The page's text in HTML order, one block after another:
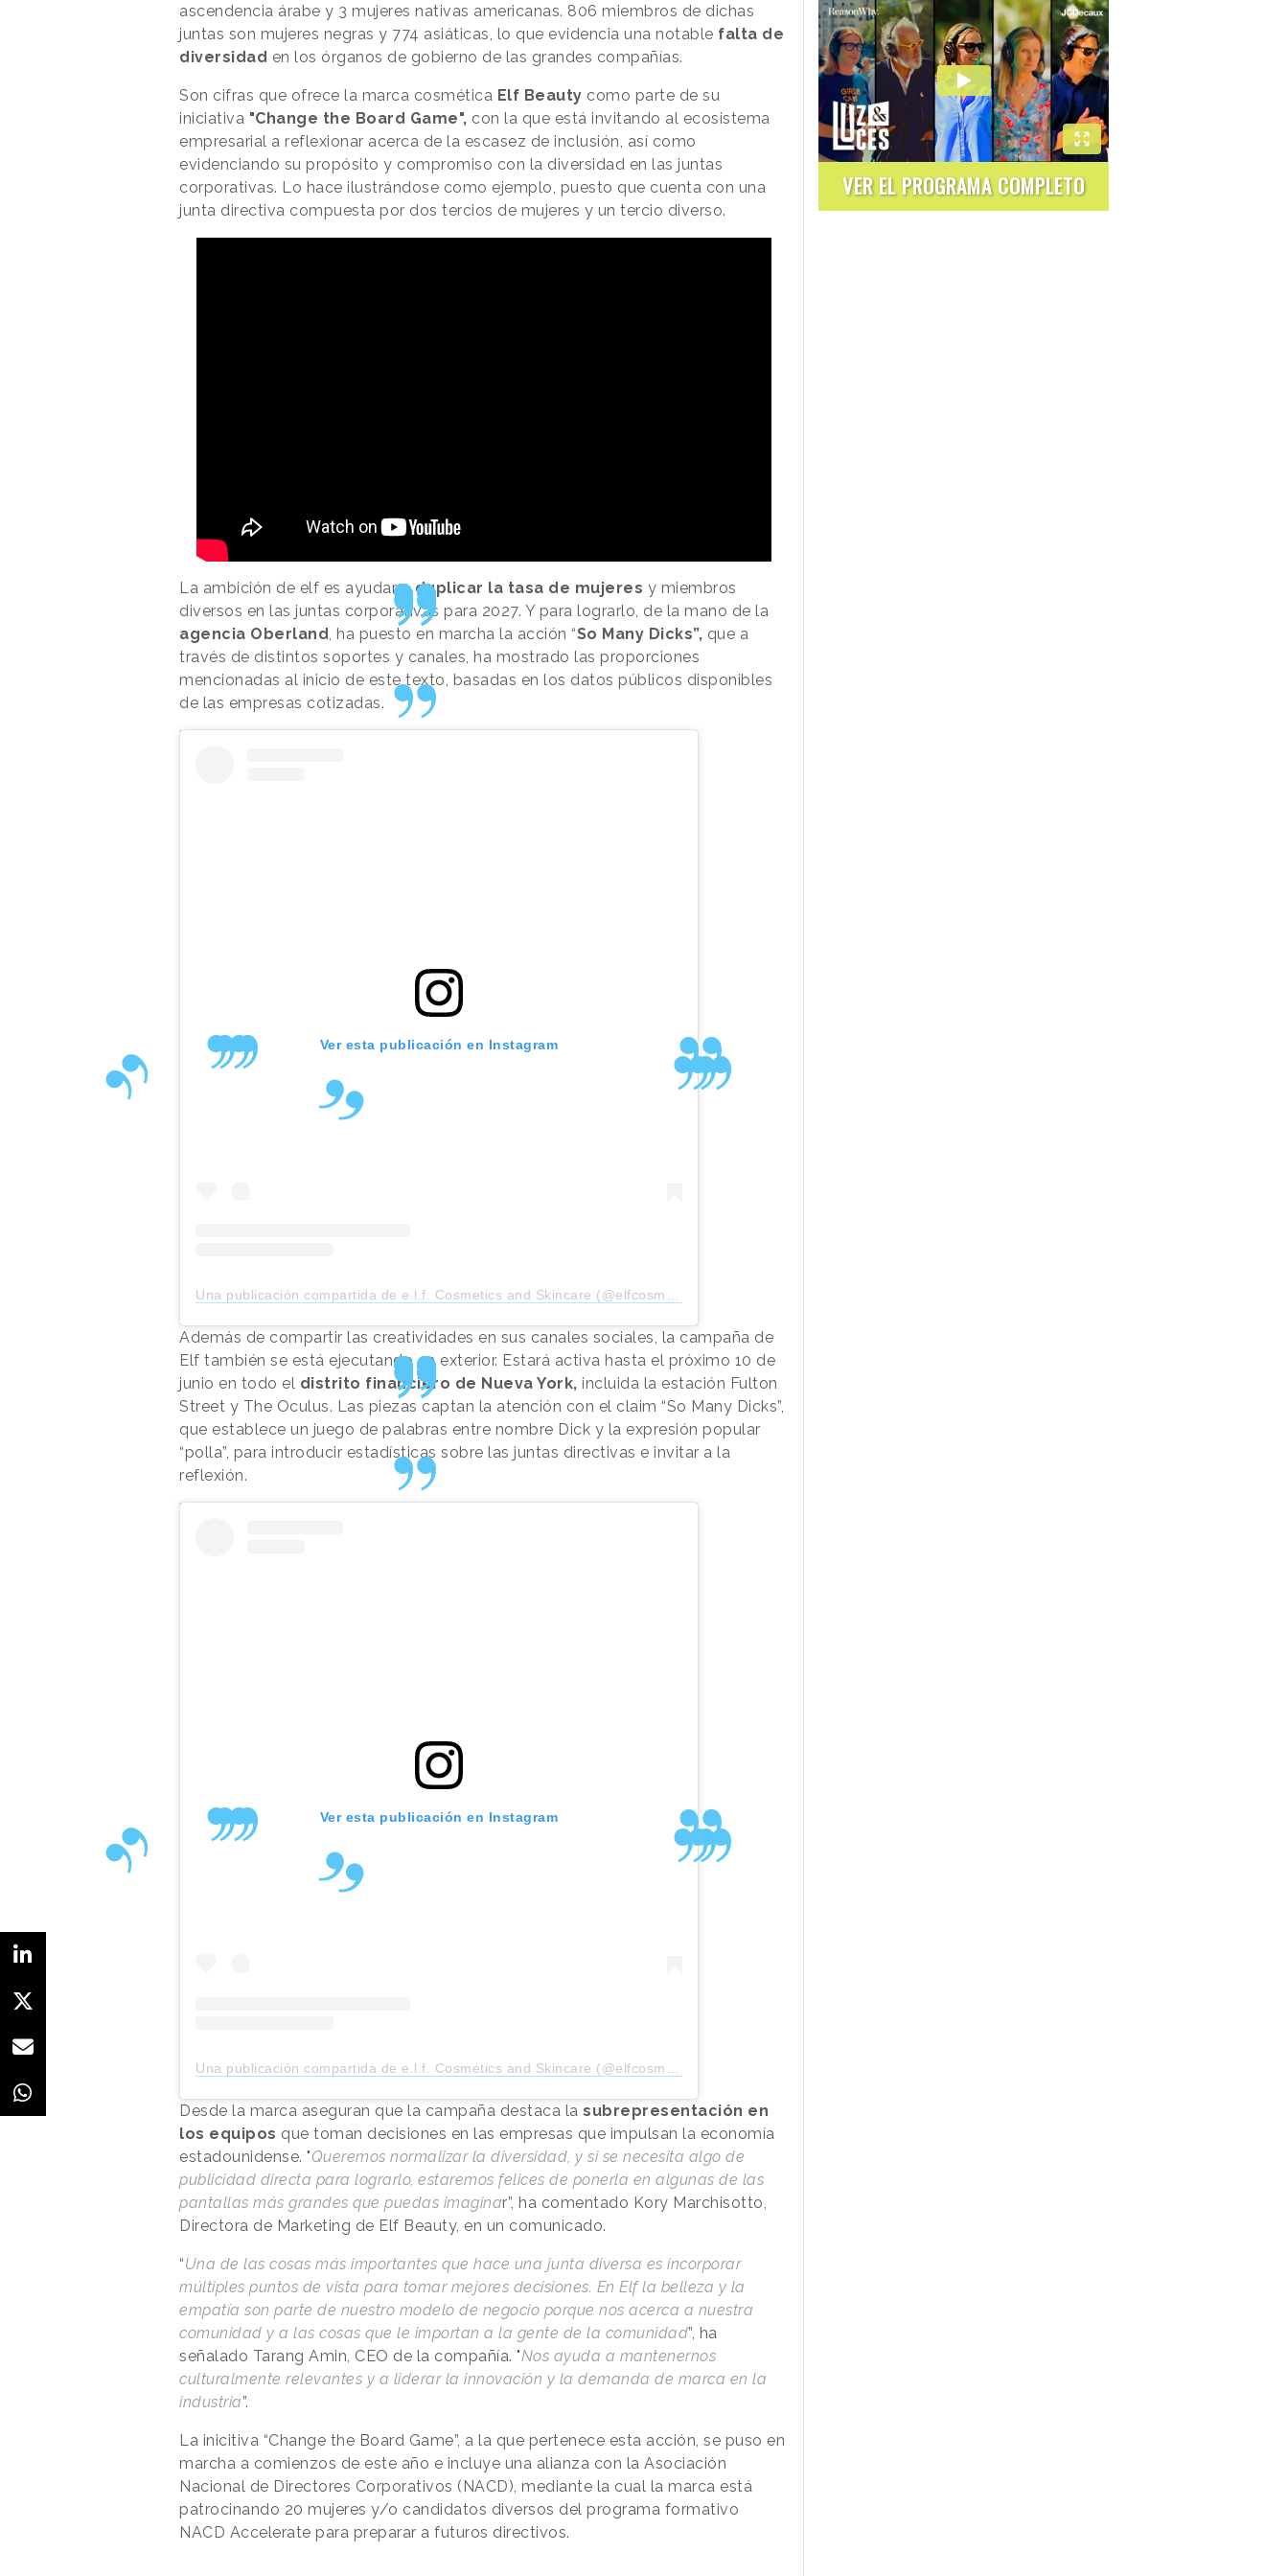
ascendencia árabe y 3 mujeres nativas americanas. 806 miembros de dichas
juntas son mujeres negras y 774 asiáticas, lo que evidencia una notable falta de
diversidad en los órganos de gobierno de las grandes compañías.
Son cifras que ofrece la marca cosmética Elf Beauty como parte de su
iniciativa "Change the Board Game", con la que está invitando al ecosistema
empresarial a reflexionar acerca de la escasez de inclusión, así como
evidenciando su propósito y compromiso con la diversidad en las juntas
corporativas. Lo hace ilustrándose como ejemplo, puesto que cuenta con una
junta directiva compuesta por dos tercios de mujeres y un tercio diverso.
La ambición de elf es ayudar aduplicar la tasa de mujeres y miembros
diversos en las juntas corporativas para 2027. Y para lograrlo, de la mano de la
agencia Oberland , ha puesto en marcha la acción “So Many Dicks”, que a
través de distintos soportes y canales, ha mostrado las proporciones
mencionadas al inicio de este texto, basadas en los datos públicos disponibles
de las empresas cotizadas.
Ver esta publicación en Instagram
Una publicación compartida de e.l.f. Cosmetics and Skincare (@elfcosmetics)
Además de compartir las creatividades en sus canales sociales, la campaña de
Elf también se está ejecutando en exterior. Estará activa hasta el próximo 10 de
junio en todo el distrito financiero de Nueva York, incluida la estación Fulton
Street y The Oculus. Las piezas captan la atención con el claim “So Many Dicks”,
que establece un juego de palabras entre nombre Dick y la expresión popular
“polla”, para introducir estadísticas sobre las juntas directivas e invitar a la
reflexión.
Ver esta publicación en Instagram
Una publicación compartida de e.l.f. Cosmetics and Skincare (@elfcosmetics)
Desde la marca aseguran que la campaña destaca la subrepresentación en
los equipos que toman decisiones en las empresas que impulsan la economía
estadounidense. "Queremos normalizar la diversidad, y si se necesita algo de
publicidad directa para lograrlo, estaremos felices de ponerla en algunas de las
pantallas más grandes que puedas imaginar”, ha comentado Kory Marchisotto,
Directora de Marketing de Elf Beauty, en un comunicado.
“Una de las cosas más importantes que hace una junta diversa es incorporar
múltiples puntos de vista para tomar mejores decisiones. En Elf la belleza y la
empatía son parte de nuestro modelo de negocio porque nos acerca a nuestra
comunidad y a las cosas que le importan a la gente de la comunidad”, ha
señalado Tarang Amin, CEO de la compañía. "Nos ayuda a mantenernos
culturalmente relevantes y a liderar la innovación y la demanda de marca en la
industria”.
La inicitiva “Change the Board Game”, a la que pertenece esta acción, se puso en
marcha a comienzos de este año e incluye una alianza con la Asociación
Nacional de Directores Corporativos (NACD), mediante la cual la marca está
patrocinando 20 mujeres y/o candidatos diversos del programa formativo
NACD Accelerate para preparar a futuros directivos.
VER EL PROGRAMA COMPLETO